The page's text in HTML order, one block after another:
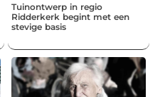
Tuinontwerp in regio
Ridderkerk begint met een
stevige basis